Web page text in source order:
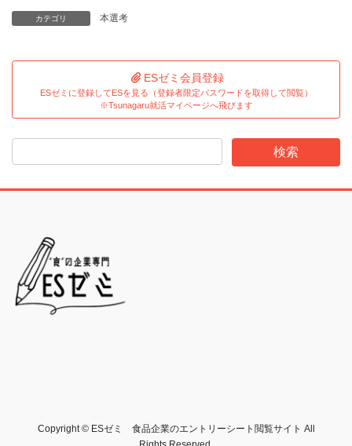
カテゴリ 本選考
ESゼミ会員登録
ESゼミに登録してESを見る（登録者限定パスワードを取得して閲覧）
※Tsunagaru就活マイページへ飛びます
Copyright © ESゼミ 食品企業のエントリーシート閲覧サイト All